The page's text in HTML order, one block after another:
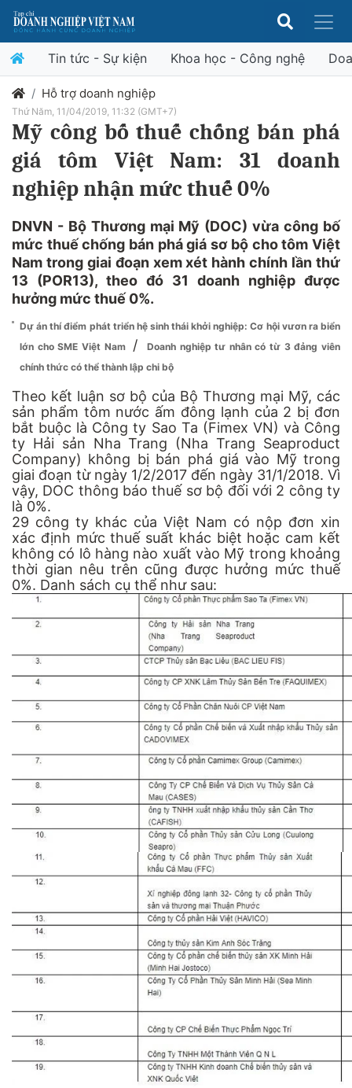
Tin tức - Sự kiện Khoa học - Công nghệ
Hỗ trợ doanh nghiệp
Thứ Năm, 11/04/2019, 11:32 (GMT+7)
Mỹ công bố thuế chống bán phá
giá tôm Việt Nam: 31 doanh
nghiệp nhận mức thuế 0%
DNVN - Bộ Thương mại Mỹ (DOC) vừa công bố
mức thuế chống bán phá giá sơ bộ cho tôm Việt
Nam trong giai đoạn xem xét hành chính lần thứ
13 (POR13), theo đó 31 doanh nghiệp được
hưởng mức thuế 0%.
Dự án thí điểm phát triển hệ sinh thái khởi nghiệp: Cơ hội vươn ra biển
lớn cho SME Việt Nam
/
Doanh nghiệp tư nhân có từ 3 đảng viên
chính thức có thể thành lập chi bộ
Theo kết luận sơ bộ của Bộ Thương mại Mỹ, các
sản phẩm tôm nước ấm đông lạnh của 2 bị đơn
bắt buộc là Công ty Sao Ta (Fimex VN) và Công
ty Hải sản Nha Trang (Nha Trang Seaproduct
Company) không bị bán phá giá vào Mỹ trong
giai đoạn từ ngày 1/2/2017 đến ngày 31/1/2018. Vì
vậy, DOC thông báo thuế sơ bộ đối với 2 công ty
là 0%.
29 công ty khác của Việt Nam có nộp đơn xin
xác định mức thuế suất khác biệt hoặc cam kết
không có lô hàng nào xuất vào Mỹ trong khoảng
thời gian nêu trên cũng được hưởng mức thuế
0%. Danh sách cụ thể như sau: